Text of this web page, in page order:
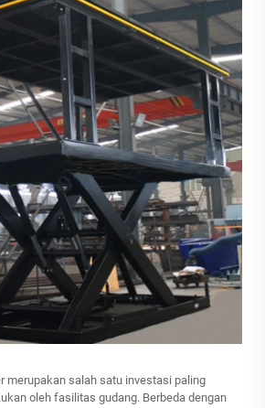
merupakan salah satu investasi paling
oleh fasilitas gudang. Berbeda dengan